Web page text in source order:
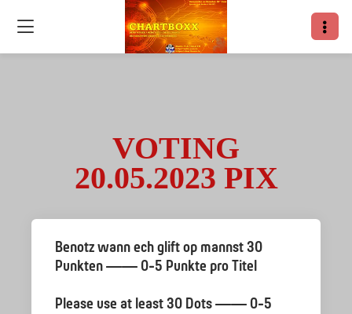
VOTING
20.05.2023 PIX
Benotz wann ech glift op mannst 30
Punkten —— 0-5 Punkte pro Titel
Please use at least 30 Dots —— 0-5